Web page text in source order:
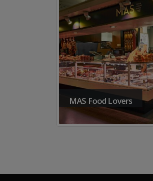
CASA MUSHIKI ( Asian
Restaurant )